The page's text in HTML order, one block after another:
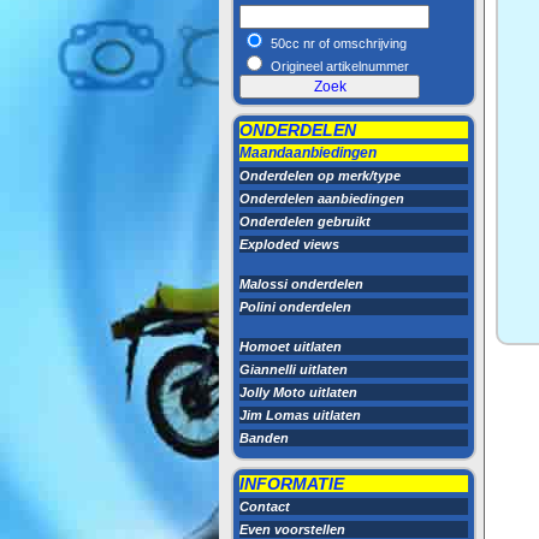
50cc nr of omschrijving
Origineel artikelnummer
ONDERDELEN
Maandaanbiedingen
Onderdelen op merk/type
Onderdelen aanbiedingen
Onderdelen gebruikt
Exploded views
Malossi onderdelen
Polini onderdelen
Homoet uitlaten
Giannelli uitlaten
Jolly Moto uitlaten
Jim Lomas uitlaten
Banden
INFORMATIE
Contact
Even voorstellen